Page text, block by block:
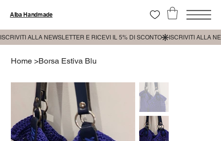
Alba Handmade
Home >Borsa Estiva Blu